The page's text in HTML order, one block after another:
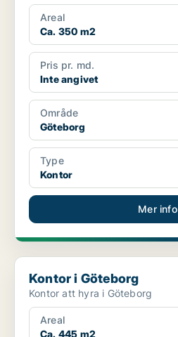
Areal
Ca. 350 m2
Pris pr. md.
Inte angivet
Område
Göteborg
Type
Kontor
Mer info
Kontor i Göteborg
Kontor i Göteborg
Kontor att hyra i Göteborg
Areal
Ca. 445 m2